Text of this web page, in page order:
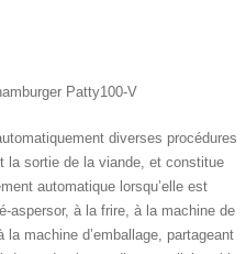
Patty100-V
diverses procédures
la sortie de la viande, et constitue
automatique lorsqu’elle est
aspersor, à la frire, à la machine de
machine d’emballage, partageant